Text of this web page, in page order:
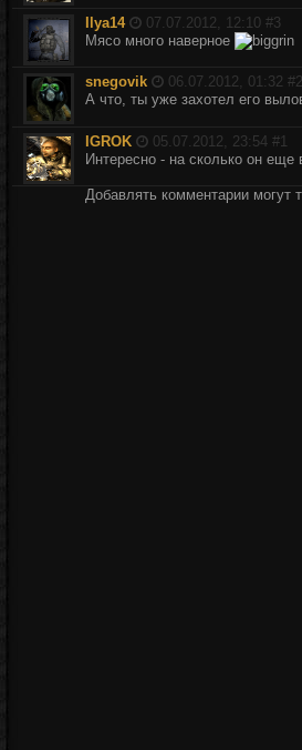
Ilya14 07.07.2012, 12:10 #3
Мясо много наверное
snegovik 06.07.2012, 01:32 #2
А что, ты уже захотел его
IGROK 05.07.2012, 23:54 #1
Интересно - на сколько он еще
Добавлять комментарии могут